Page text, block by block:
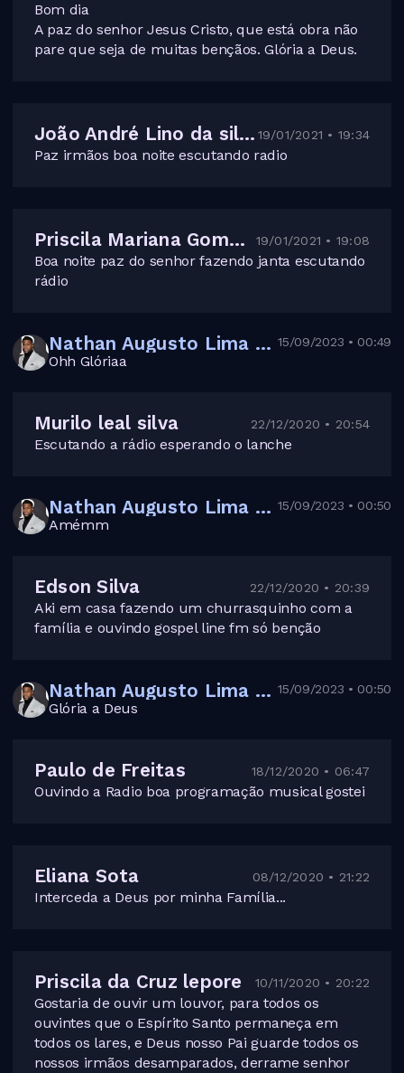
Bom dia
A paz do senhor Jesus Cristo, que está obra não
pare que seja de muitas bençãos. Glória a Deus.
João André Lino da silva 19/01/2021 • 19:34
Paz irmãos boa noite escutando radio
Priscila Mariana Gomes lino 19/01/2021 • 19:08
Boa noite paz do senhor fazendo janta escutando
rádio
Nathan Augusto Lima dos Santos 15/09/2023 • 00:49
Ohh Glóriaa
Murilo leal silva 22/12/2020 • 20:54
Escutando a rádio esperando o lanche
Nathan Augusto Lima dos Santos 15/09/2023 • 00:50
Amémm
Edson Silva 22/12/2020 • 20:39
Aki em casa fazendo um churrasquinho com a
família e ouvindo gospel line fm só benção
Nathan Augusto Lima dos Santos 15/09/2023 • 00:50
Glória a Deus
Paulo de Freitas 18/12/2020 • 06:47
Ouvindo a Radio boa programação musical gostei
Eliana Sota 08/12/2020 • 21:22
Interceda a Deus por minha Família...
Priscila da Cruz lepore 10/11/2020 • 20:22
Gostaria de ouvir um louvor, para todos os
ouvintes que o Espírito Santo permaneça em
todos os lares, e Deus nosso Pai guarde todos os
nossos irmãos desamparados, derrame senhor